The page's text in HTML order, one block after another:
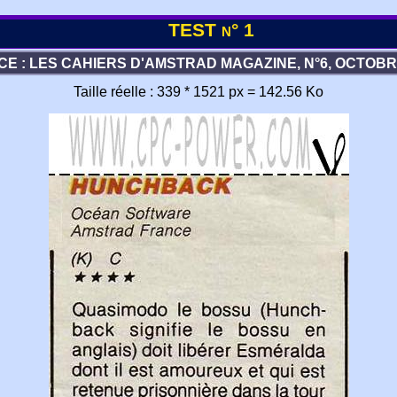
TEST n° 1
: LES CAHIERS D'AMSTRAD MAGAZINE, N°6,
Taille réelle : 339 * 1521 px = 142.56 Ko